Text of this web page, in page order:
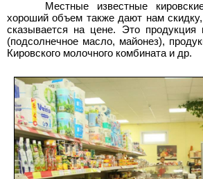
Местные известные
хороший объем также дают нам
сказывается на цене. Это продукция
(подсолнечное масло, майонез),
Кировского молочного комбината и др.